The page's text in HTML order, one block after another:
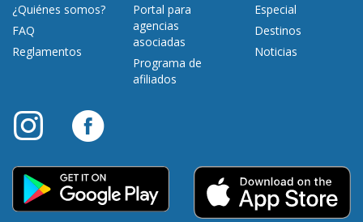
¿Quiénes somos?
FAQ
Reglamentos
Portal para
agencias
asociadas
Programa de
afiliados
Especial
Destinos
Noticias